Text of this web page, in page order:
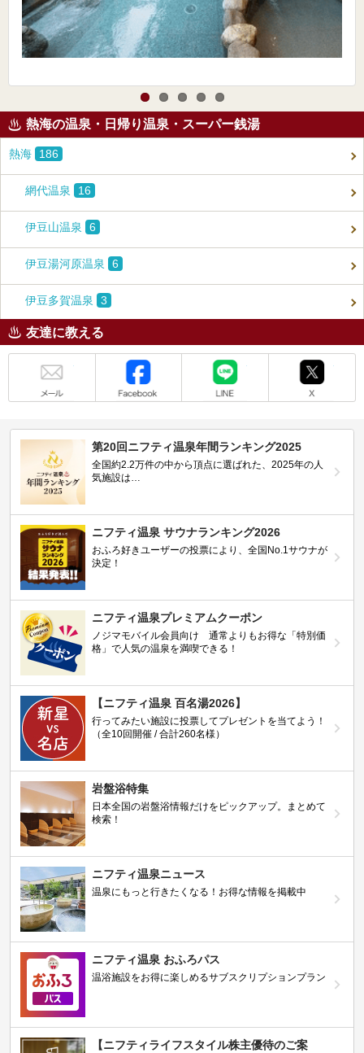
熱海の温泉・日帰り温泉・スーパー銭湯
熱海 186
網代温泉 16
伊豆山温泉 6
伊豆湯河原温泉 6
伊豆多賀温泉 3
友達に教える
第20回ニフティ温泉年間ランキング2025
全国約2.2万件の中から頂点に選ばれた、2025年の人
気施設は…
ニフティ温泉 サウナランキング2026
おふろ好きユーザーの投票により、全国No.1サウナが
決定！
ニフティ温泉プレミアムクーポン
ノジマモバイル会員向け 通常よりもお得な「特別価
格」で人気の温泉を満喫できる！
【ニフティ温泉 百名湯2026】
行ってみたい施設に投票してプレゼントを当てよう！
（全10回開催 / 合計260名様）
岩盤浴特集
日本全国の岩盤浴情報だけをピックアップ。まとめて
検索！
ニフティ温泉ニュース
温泉にもっと行きたくなる！お得な情報を掲載中
ニフティ温泉 おふろパス
温浴施設をお得に楽しめるサブスクリプションプラン
【ニフティライフスタイル株主優待のご案